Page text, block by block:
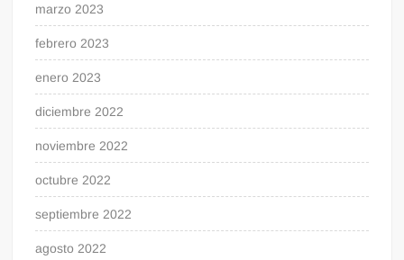
marzo 2023
febrero 2023
enero 2023
diciembre 2022
noviembre 2022
octubre 2022
septiembre 2022
agosto 2022